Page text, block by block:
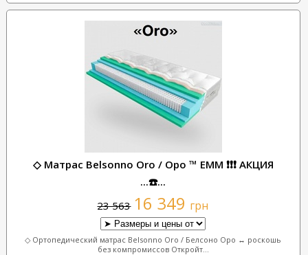
◇ Матрас Belsonno Oro / Оро ™ ЕММ ❗❗❗ АКЦИЯ
...☎️...
23 563 16 349 грн
◇ Ортопедический матрас Belsonno Oro / Белсоно Оро ↔ роскошь
без компромиссов Откройт...